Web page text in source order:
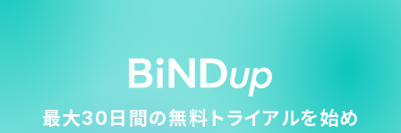
最大30日間の無料トライアルを始め